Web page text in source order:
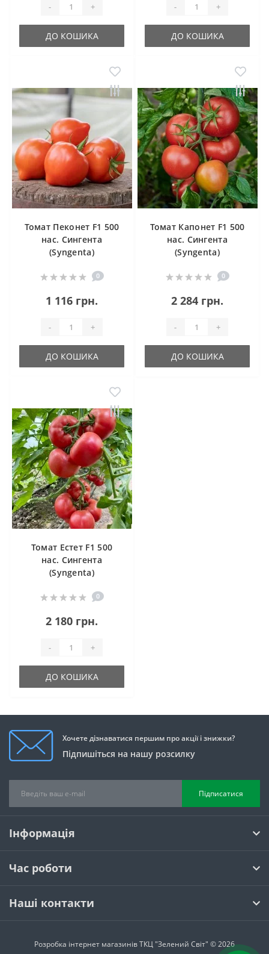
- +
ДО КОШИКА
- +
ДО КОШИКА
Томат Пеконет F1 500
нас. Сингента
(Syngenta)
0
1 116 грн.
- +
ДО КОШИКА
Томат Капонет F1 500
нас. Сингента
(Syngenta)
0
2 284 грн.
- +
ДО КОШИКА
Томат Естет F1 500
нас. Сингента
(Syngenta)
0
2 180 грн.
- +
ДО КОШИКА
Хочете дізнаватися першим про акції і знижки?
Підпишіться на нашу розсилку
Підписатися
Інформація
Час роботи
Наші контакти
Розробка інтернет магазинівТКЦ "Зелений Світ" © 2026